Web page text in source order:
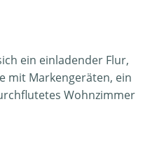
ein einladender Flur,
mit Markengeräten, ein
Wohnzimmer